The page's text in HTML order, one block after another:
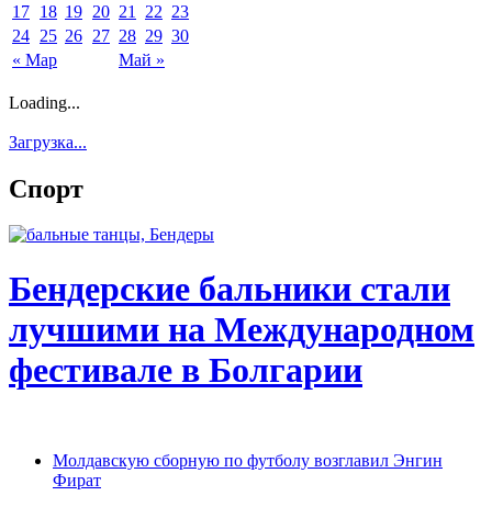
« Мар Май »
17 18 19 20 21 22 23
24 25 26 27 28 29 30
Loading...
Загрузка...
Спорт
Бендерские бальники стали
лучшими на Международном
фестивале в Болгарии
Молдавскую сборную по футболу возглавил Энгин
Фират